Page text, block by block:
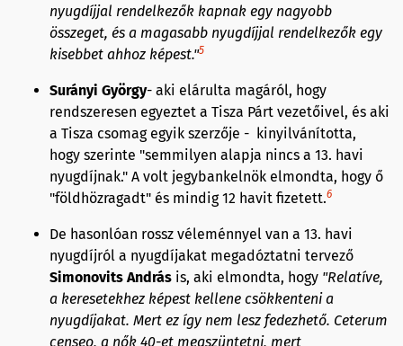
nyugdíjjal rendelkezők kapnak egy nagyobb
összeget, és a magasabb nyugdíjjal rendelkezők egy
kisebbet ahhoz képest."5
Surányi György- aki elárulta magáról, hogy
rendszeresen egyeztet a Tisza Párt vezetőivel, és aki
a Tisza csomag egyik szerzője - kinyilvánította,
hogy szerinte "semmilyen alapja nincs a 13. havi
nyugdíjnak." A volt jegybankelnök elmondta, hogy ő
"földhözragadt" és mindig 12 havit fizetett.6
De hasonlóan rossz véleménnyel van a 13. havi
nyugdíjról a nyugdíjakat megadóztatni tervező
Simonovits András is, aki elmondta, hogy "Relatíve,
a keresetekhez képest kellene csökkenteni a
nyugdíjakat. Mert ez így nem lesz fedezhető. Ceterum
censeo, a nők 40-et megszüntetni, mert